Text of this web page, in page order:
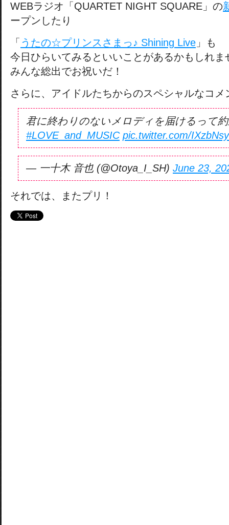
WEBラジオ「QUARTET NIGHT SQUARE」の
ープンしたり
「 うたの☆プリンスさまっ♪ Shining Live 」も
今日ひらいてみるといいことがあるかもしれま
みんな総出でお祝いだ！
さらに、アイドルたちからのスペシャルなコ
君に終わりのないメロディを届けるって
#LOVE_and_MUSIC pic.twitter.com/
— 一十木 音也 (@Otoya_I_SH) June 23,
それでは、またプリ！